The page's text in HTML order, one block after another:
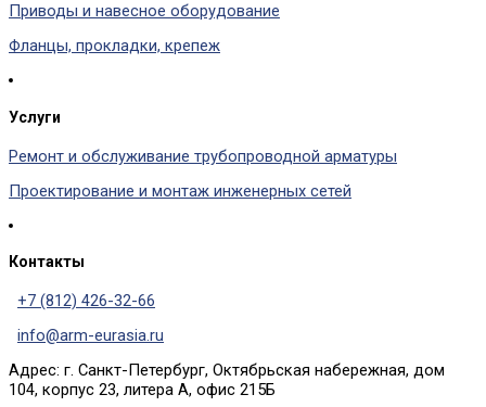
Приводы и навесное оборудование
Фланцы, прокладки, крепеж
Услуги
Ремонт и обслуживание трубопроводной арматуры
Проектирование и монтаж инженерных сетей
Контакты
+7 (812) 426-32-66
info@arm-eurasia.ru
Адрес: г. Санкт-Петербург, Октябрьская набережная, дом
104, корпус 23, литера А, офис 215Б